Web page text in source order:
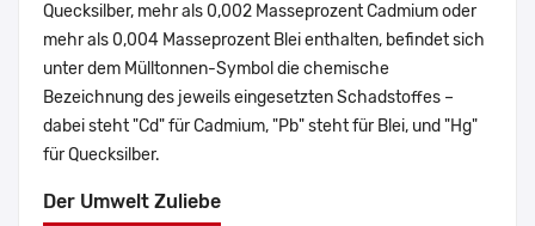
Quecksilber, mehr als 0,002 Masseprozent Cadmium oder
mehr als 0,004 Masseprozent Blei enthalten, befindet sich
unter dem Mülltonnen-Symbol die chemische
Bezeichnung des jeweils eingesetzten Schadstoffes –
dabei steht "Cd" für Cadmium, "Pb" steht für Blei, und "Hg"
für Quecksilber.
Der Umwelt Zuliebe